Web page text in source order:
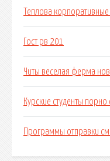
Теплова
Гост рв 201
Читы веселая ферма
Курские студенты порно
Программы отправки